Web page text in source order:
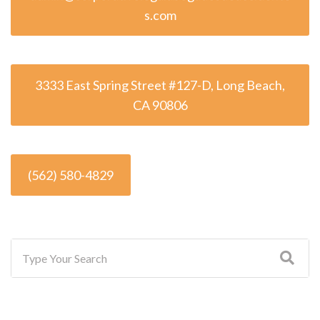
s.com
3333 East Spring Street #127-D, Long Beach,
CA 90806
(562) 580-4829